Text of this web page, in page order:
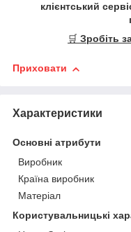
клієнтський
🛒 Зробіть
Приховати
Характеристики
Основні атрибути
Виробник
Країна виробник
Матеріал
Користувальницькі